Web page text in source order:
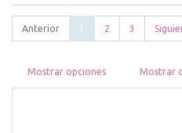
Anterior 1 2 3
Mostrar opciones Mostrar